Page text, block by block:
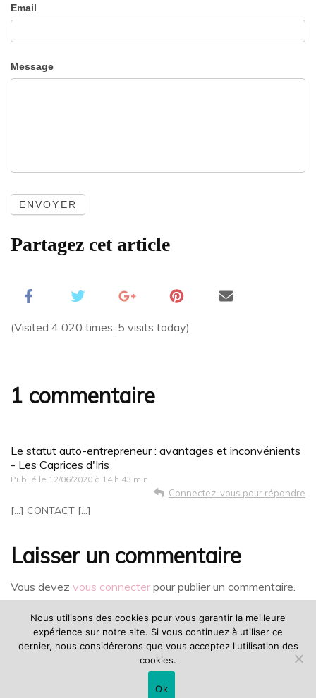
Email
Message
ENVOYER
Partagez cet article
(Visited 4 020 times, 5 visits today)
1 commentaire
Le statut auto-entrepreneur : avantages et inconvénients
- Les Caprices d'Iris
Publié le 12/06/2020 à 14 h 43 min
Connectez-vous pour répondre
[…] CONTACT […]
Laisser un commentaire
Vous devez vous connecter pour publier un commentaire.
©lescapricesdiris | Les images et les textes de ce blog ne sont
Fashion Stylist | Développé par
Nous utilisons des cookies pour vous garantir la meilleure
expérience sur notre site. Si vous continuez à utiliser ce
dernier, nous considérerons que vous acceptez l'utilisation des
cookies.
Ok